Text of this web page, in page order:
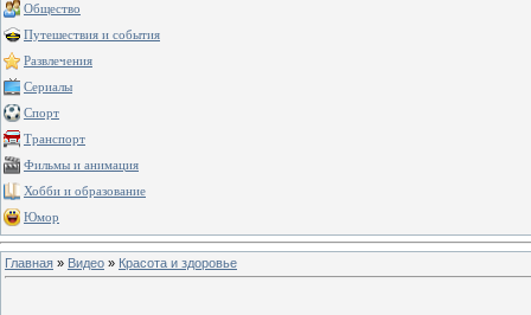
Общество
Путешествия и события
Развлечения
Сериалы
Спорт
Транспорт
Фильмы и анимация
Хобби и образование
Юмор
Главная » Видео » Красота и здоровье